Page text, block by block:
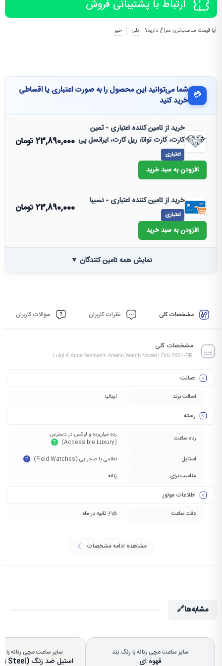
ارتباط با پشتیبانی فروش
آیا قیمت مناسب‌تری سراغ دارید؟ بلی خیر
💳 شما می‌توانید این محصول را به صورت اعتباری یا اقساطی
خرید کنید
خرید از تامین کننده اعتباری - ثمین
کارت، کارت توانا، ریل کارت، ایرانسل پی
اعتباری
23,890,000تومان
افزودن به سبد خرید
خرید از تامین کننده اعتباری - نسیبا
اعتباری
23,890,000تومان
افزودن به سبد خرید
نمایش همه تامین کنندگان ▼
مشخصات کلی نظرات کاربران سوالات کاربران
مشخصات کلی
Luigi d' Anna Women's Analog Watch Model LDAL2051-BR
اصالت
اصالت برند ایتالیا
رسته
رده ساعت
رده میان‌رده و لوکس در دسترس
(Accessible Luxury)‏
?
استایل نظامی یا صحرایی (Field Watches)‏ ?
مناسب برای زنانه
اطلاعات موتور
دقت ساعت ±15 ثانیه در ماه
مشاهده ادامه مشخصات
مشابه‌ها🔗
سایر ساعت مچی زنانه با رنگ بند
قهوه ای
سایر ساعت مچی زنانه
استیل ضد زنگ (Stainless Steel)